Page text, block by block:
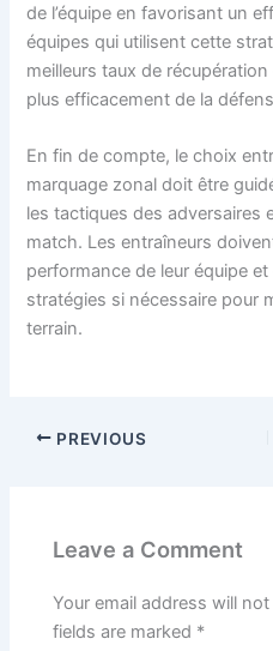
de l’équipe en favorisant un
équipes qui utilisent cette
meilleurs taux de
plus efficacement de la
En fin de compte, le choix
marquage zonal doit être
les tactiques des adversaires
match. Les entraîneurs
performance de leur équipe
stratégies si nécessaire pour
terrain.
PREVIOUS
Leave a Comment
Your email address will
fields are marked *